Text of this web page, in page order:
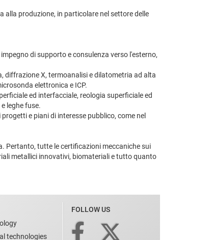
alla produzione, in particolare nel settore delle
di supporto e consulenza verso l'esterno,
diffrazione X, termoanalisi e dilatometria ad alta
elettronica e ICP.
ed interfacciale, reologia superficiale ed
leghe fuse.
e piani di interesse pubblico, come nel
Pertanto, tutte le certificazioni meccaniche sui
metallici innovativi, biomateriali e tutto quanto
technologies
FOLLOW US